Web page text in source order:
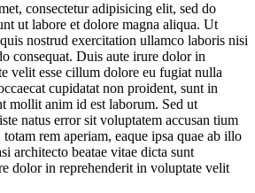
consectetur adipisicing elit, sed do
ut labore et dolore magna aliqua. Ut
nostrud exercitation ullamco laboris nisi
consequat. Duis aute irure dolor in
velit esse cillum dolore eu fugiat nulla
cupidatat non proident, sunt in
mollit anim id est laborum. Sed ut
natus error sit voluptatem accusan tium
rem aperiam, eaque ipsa quae ab illo
architecto beatae vitae dicta sunt
dolor in reprehenderit in voluptate velit